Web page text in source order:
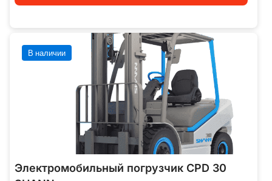
В наличии
Электромобильный погрузчик CPD 30